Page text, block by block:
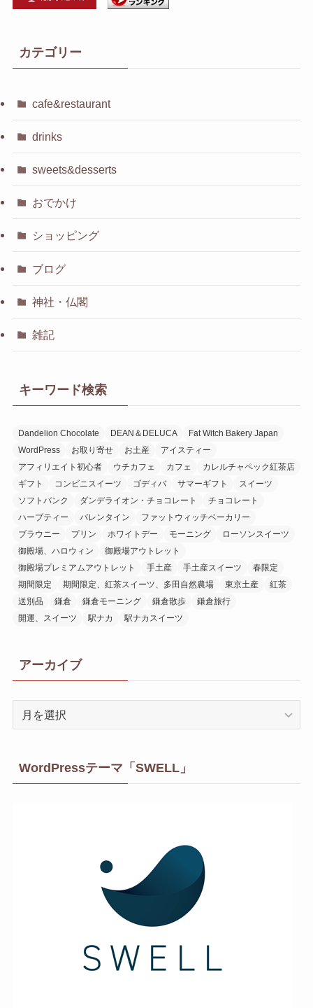
カテゴリー
cafe&restaurant
drinks
sweets&desserts
おでかけ
ショッピング
ブログ
神社・仏閣
雑記
キーワード検索
Dandelion Chocolate DEAN＆DELUCA
Fat Witch Bakery Japan
WordPress
お取り寄せ お土産
アイスティー
アフィリエイト初心者
ウチカフェ カフェ
カレルチャペック紅茶店
ギフト
コンビニスイーツ ゴディバ サマーギフト
スイーツ
ソフトバンク
ダンデライオン・チョコレート
チョコレート
ハーブティー
バレンタイン
ファットウィッチベーカリー
ブラウニー
プリン ホワイトデー モーニング
ローソンスイーツ
御殿場、ハロウィン
御殿場アウトレット
御殿場プレミアムアウトレット
手土産 手土産スイーツ
春限定
期間限定
期間限定、紅茶スイーツ、多田自然農場 東京土産
紅茶
送別品
鎌倉 鎌倉モーニング 鎌倉散歩
鎌倉旅行
開運、スイーツ
駅ナカ 駅ナカスイーツ
アーカイブ
WordPressテーマ「SWELL」